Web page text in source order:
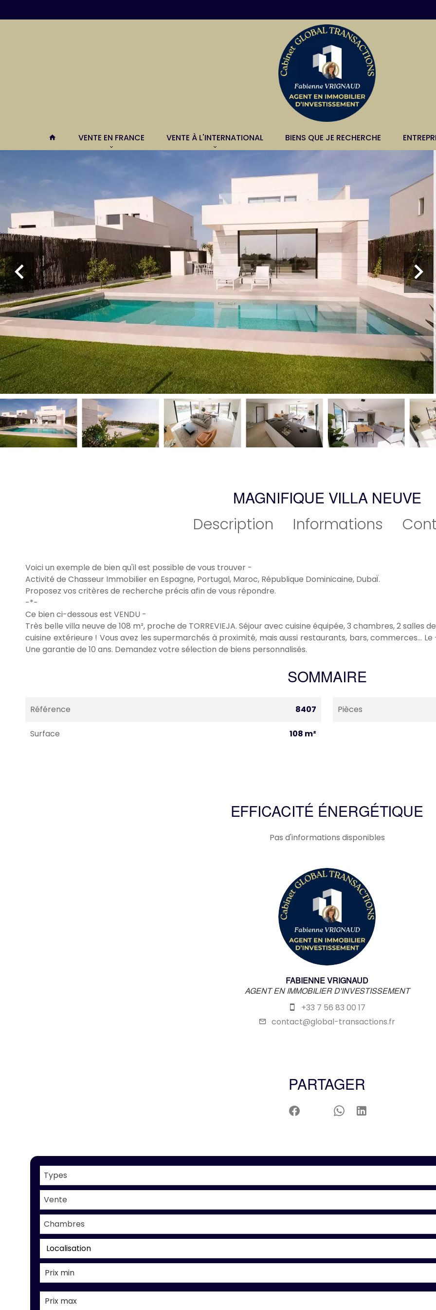
VENTE EN FRANCE VENTE À L'INTERNATIONAL BIENS QUE JE RECHERCHE
MAGNIFIQUE VILLA NEUVE
Description Informations
Voici un exemple de bien qu'il est possible de vous trouver -
Activité de Chasseur Immobilier en Espagne, Portugal, Maroc, République Dominicaine, DubaÏ.
Proposez vos critères de recherche précis afin de vous répondre.
-*-
Ce bien ci-dessous est VENDU -
Très belle villa neuve de 108 m², proche de TORREVIEJA. Séjour avec cuisine équipée, 3 chambres, 2
cuisine extérieure ! Vous avez les supermarchés à proximité, mais aussi restaurants, bars, commerces...
Une garantie de 10 ans. Demandez votre sélection de biens personnalisés.
SOMMAIRE
Référence 8407 Pièces
Surface 108 m²
EFFICACITÉ ÉNERGÉTIQUE
Pas d'informations disponibles
FABIENNE VRIGNAUD
AGENT EN IMMOBILIER D'INVESTISSEMENT
+33 7 56 83 00 17
contact@global-transactions.fr
PARTAGER
Types
Vente
Chambres
Localisation